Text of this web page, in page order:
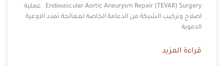
Endovascular Aortic Aneurysm Repair (TEVAR) Surgery عملية
اصلاح وتركيب الشبكة من الدعامة الخاصة لمعالجة تمدد الاوعية
الدموية
قراءة المزيد